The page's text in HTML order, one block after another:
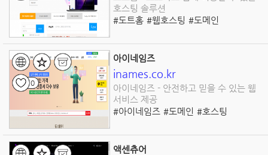
호스팅 솔루션
#도트홈 #웹호스팅 #도메인
#1클릭설치 #테크니컬서포트
#서버인프라
아이네임즈
inames.co.kr
아이네임즈 - 안전하고 믿을 수 있는 웹
서비스 제공
#아이네임즈 #도메인 #호스팅
#보안인증서 #데이터백업 #고객지원
#서버관리
0
액센츄어